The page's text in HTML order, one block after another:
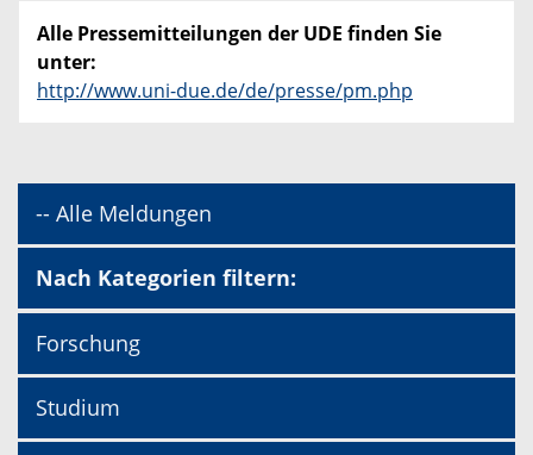
Alle Pressemitteilungen der UDE finden Sie
unter:
http://www.uni-due.de/de/presse/pm.php
-- Alle Meldungen
Nach Kategorien filtern:
Forschung
Studium